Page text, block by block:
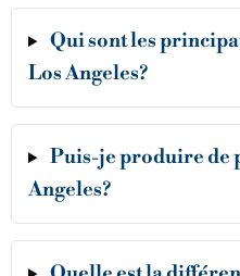
Qui sont les
Los Angeles?
Puis-je produire de
Angeles?